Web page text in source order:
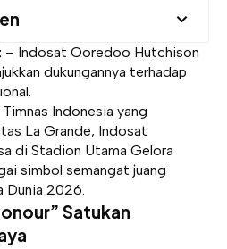
– Indosat Ooredoo Hutchison
dukungannya terhadap
Indonesia yang
La Grande, Indosat
di Stadion Utama Gelora
simbol semangat juang
Dunia 2026.
Satukan